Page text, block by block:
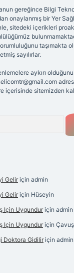
gereğince Bilgi
onaylanmış bir Yer
sitedeki içerikleri
taşımakta
sayılırlar.
aykırı
içerisinde sitemizden
Gelir için admin
Gelir için Hüseyin
Için Uygundur için admin
Için Uygundur için Çavuş
Doktora Gidilir için admin